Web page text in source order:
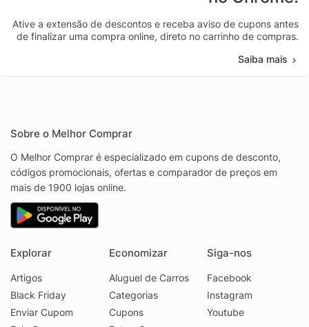
Ative a extensão de descontos e receba aviso de cupons antes
de finalizar uma compra online, direto no carrinho de compras.
Saiba mais
Sobre o Melhor Comprar
O Melhor Comprar é especializado em cupons de desconto,
códigos promocionais, ofertas e comparador de preços em
mais de 1900 lojas online.
Explorar
Artigos
Black Friday
Enviar Cupom
Economizar
Aluguel de Carros
Categorias
Cupons
Siga-nos
Facebook
Instagram
Youtube